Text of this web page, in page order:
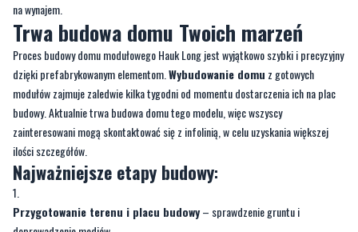
na wynajem.
Trwa budowa domu Twoich marzeń
Proces budowy domu modułowego Hauk Long jest wyjątkowo szybki i precyzyjny
dzięki prefabrykowanym elementom.Wybudowanie domu z gotowych
modułów zajmuje zaledwie kilka tygodni od momentu dostarczenia ich na plac
budowy. Aktualnie trwa budowa domu tego modelu, więc wszyscy
zainteresowani mogą skontaktować się z infolinią, w celu uzyskania większej
ilości szczegółów.
Najważniejsze etapy budowy:
Przygotowanie terenu i placu budowy– sprawdzenie gruntu i